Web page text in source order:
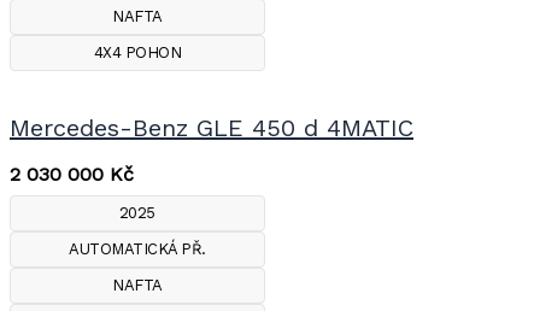
NAFTA
4X4 POHON
Mercedes-Benz GLE 450 d 4MATIC
2 030 000 Kč
2025
AUTOMATICKÁ PŘ.
NAFTA